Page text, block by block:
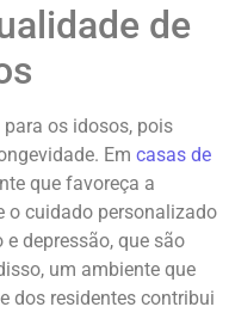
de
os idosos, pois
Em casas de
que favoreça a
o cuidado personalizado
depressão, que são
um ambiente que
dos residentes contribui